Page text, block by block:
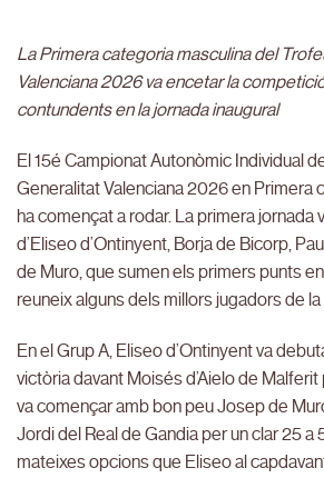
La Primera categoria masculina del
Valenciana 2026 va encetar la
contundents en la jornada inaugural
El 15é Campionat Autonòmic Individual
Generalitat Valenciana 2026 en Primera
ha començat a rodar. La primera jornada
d’Eliseo d’Ontinyent, Borja de Bicorp,
de Muro, que sumen els primers punts
reuneix alguns dels millors jugadors de la
En el Grup A, Eliseo d’Ontinyent va
victòria davant Moisés d’Aielo de Malferit
va començar amb bon peu Josep de
Jordi del Real de Gandia per un clar 25 a
mateixes opcions que Eliseo al